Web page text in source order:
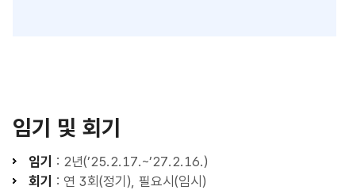
임기 및 회기
임기 : 2년(’25.2.17.~’27.2.16.)
회기 : 연 3회(정기), 필요시(임시)